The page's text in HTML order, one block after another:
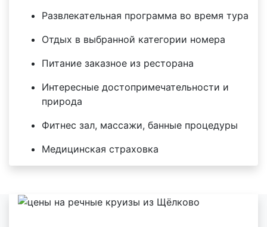
Развлекательная программа во время тура
Отдых в выбранной категории номера
Питание заказное из ресторана
Интересные достопримечательности и
природа
Фитнес зал, массажи, банные процедуры
Медицинская страховка